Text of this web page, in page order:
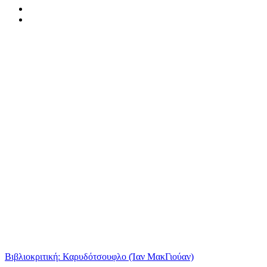
Βιβλιοκριτική: Καρυδότσουφλο (Ίαν ΜακΓιούαν)